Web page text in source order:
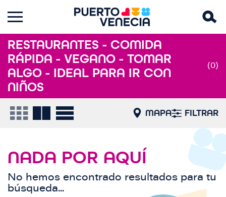
RESTAURANTES - COMIDA
RÁPIDA - VEGANO - TOMAR
ALGO - IDEAL PARA IR CON
NIÑOS
(0)
MAPA FILTRAR
NADA POR AQUÍ
No hemos encontrado resultados para tu
búsqueda...